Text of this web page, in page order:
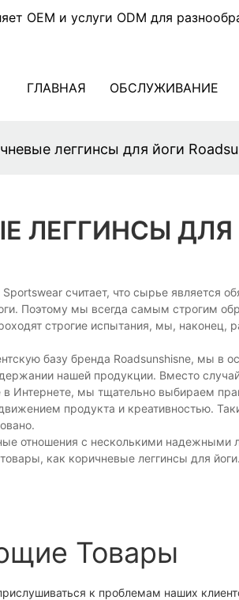
OEM и услуги ODM для
ГЛАВНАЯ ОБСЛУЖИВАНИЕ
леггинсы для йоги
ЛЕГГИНСЫ ДЛЯ
считает, что сырье является
Поэтому мы всегда самым строгим
строгие испытания, мы,
базу бренда Roadsunshisne, мы в
нашей продукции. Вместо
в Интернете, мы тщательно выбираем
продукта и креативностью.
отношения с несколькими надежными
как коричневые леггинсы для
Товары
к проблемам наших